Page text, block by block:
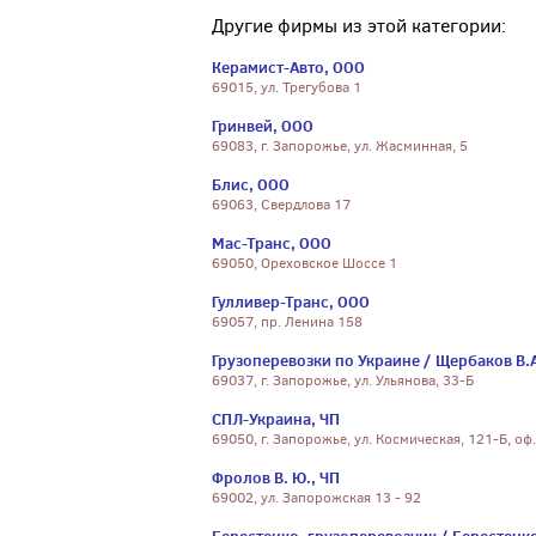
Другие фирмы из этой категории:
Керамист-Авто, ООО
69015, ул. Трегубова 1
Гринвей, ООО
69083, г. Запорожье, ул. Жасминная, 5
Блис, ООО
69063, Свердлова 17
Мас-Транс, ООО
69050, Ореховское Шоссе 1
Гулливер-Транс, ООО
69057, пр. Ленина 158
Грузоперевозки по Украине / Щербаков
69037, г. Запорожье, ул. Ульянова, 33-Б
СПЛ-Украина, ЧП
69050, г. Запорожье, ул. Космическая, 121-Б,
Фролов В. Ю., ЧП
69002, ул. Запорожская 13 - 92